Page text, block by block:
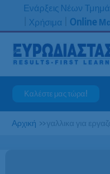
Μετάβαση
περιεχόμενο
Ενάρξεις Νέων
Χρήσιμα Online
Καλέστε μας τώρα!
Αρχική »γαλλικα για